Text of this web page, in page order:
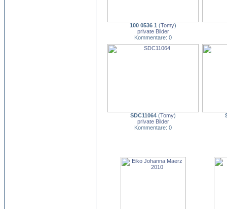
100 0536 1 (Tomy)
private Bilder
Kommentare: 0
SDC11064 (Tomy)
private Bilder
Kommentare: 0